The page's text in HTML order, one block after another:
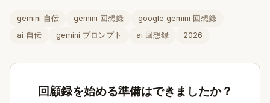
gemini 自伝 gemini 回想録
google gemini 回想録
ai 自伝
gemini プロンプト ai 回想録 2026
回顧録を始める準備はできましたか？